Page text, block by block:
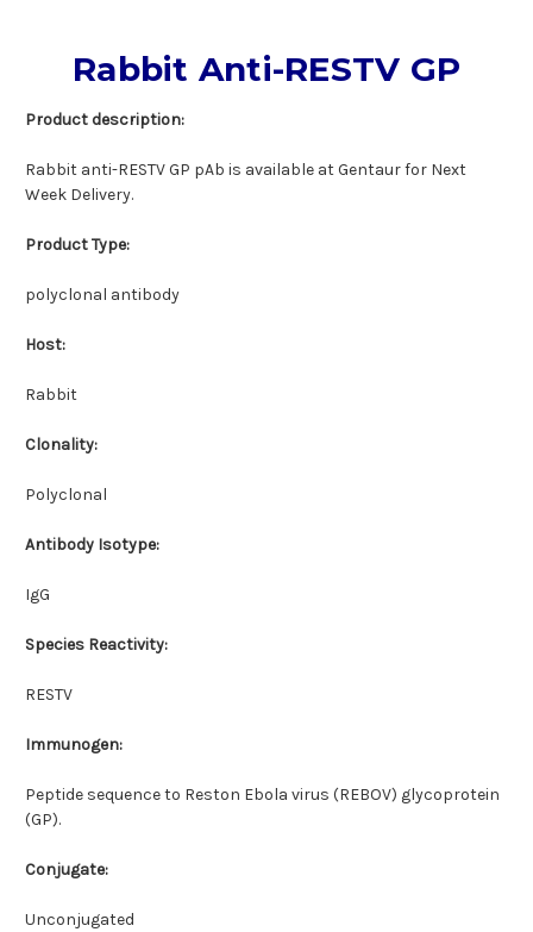
Rabbit Anti-RESTV GP
Product description:
Rabbit anti-RESTV GP pAb is available at Gentaur for Next
Week Delivery.
Product Type:
polyclonal antibody
Host:
Rabbit
Clonality:
Polyclonal
Antibody Isotype:
IgG
Species Reactivity:
RESTV
Immunogen:
Peptide sequence to Reston Ebola virus (REBOV) glycoprotein
(GP).
Conjugate:
Unconjugated